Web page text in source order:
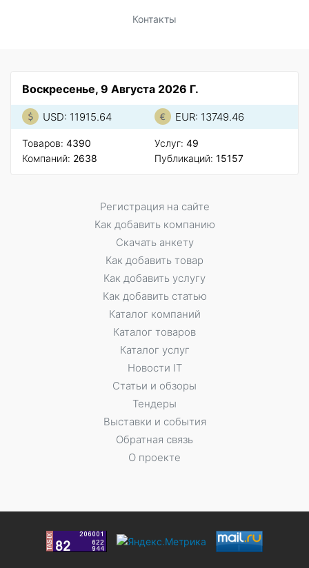
Контакты
Воскресенье, 9 Августа 2026 Г.
USD: 11915.64 EUR: 13749.46
Товаров: 4390
Компаний: 2638
Услуг: 49
Публикаций: 15157
Регистрация на сайте
Как добавить компанию
Скачать анкету
Как добавить товар
Как добавить услугу
Как добавить статью
Каталог компаний
Каталог товаров
Каталог услуг
Новости IT
Статьи и обзоры
Тендеры
Выставки и события
Обратная связь
О проекте